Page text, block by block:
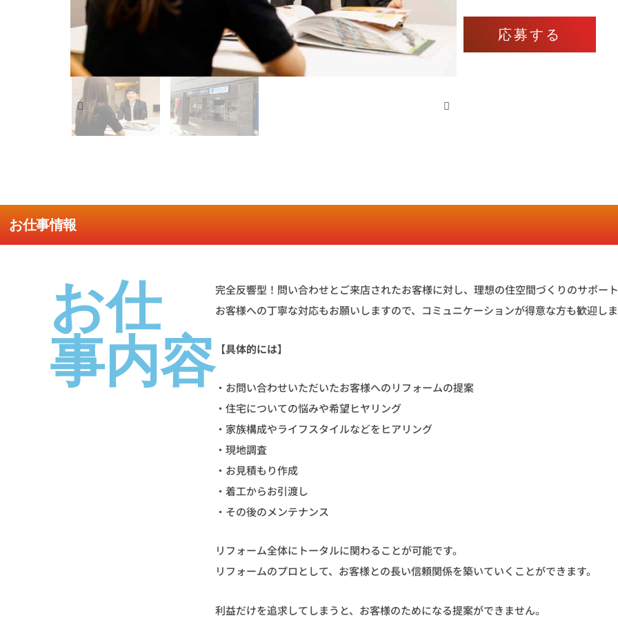
応募する
お仕事情報
お仕
事内容
完全反響型！問い合わせとご来店されたお客様に対し、理想の住空間づくりのサポー
お客様への丁寧な対応もお願いしますので、コミュニケーションが得意な方も歓迎し
【具体的には】
・お問い合わせいただいたお客様へのリフォームの提案
・住宅についての悩みや希望ヒヤリング
・家族構成やライフスタイルなどをヒアリング
・現地調査
・お見積もり作成
・着工からお引渡し
・その後のメンテナンス
リフォーム全体にトータルに関わることが可能です。
リフォームのプロとして、お客様との長い信頼関係を築いていくことができます。
利益だけを追求してしまうと、お客様のためになる提案ができません。